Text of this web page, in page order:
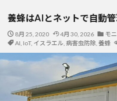
養蜂はAIとネットで自動
8月 25, 2020 4月 30, 2026 モ
AI, IoT, イスラエル, 病害虫防除, 養蜂